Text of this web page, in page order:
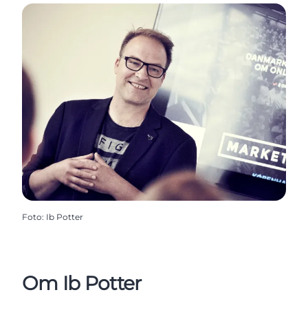
Foto: Ib Potter
Om Ib Potter